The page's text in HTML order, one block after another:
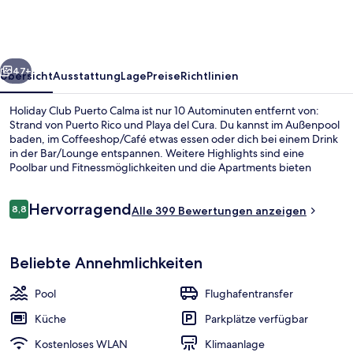
Weiter
47+
ÜbersichtAusstattungLagePreiseRichtlinien
Holiday Club Puerto Calma ist nur 10 Autominuten entfernt von:
Strand von Puerto Rico und Playa del Cura. Du kannst im Außenpool
baden, im Coffeeshop/Café etwas essen oder dich bei einem Drink
in der Bar/Lounge entspannen. Weitere Highlights sind eine
Poolbar und Fitnessmöglichkeiten und die Apartments bieten
Zustand sehr gut.
Bewertungen
8,88,8 von 10.
HervorragendAlle 399 Bewertungen anzeigen
Beliebte Annehmlichkeiten
Pool
Flughafentransfer
Küche
Parkplätze verfügbar
Kostenloses WLAN
Klimaanlage